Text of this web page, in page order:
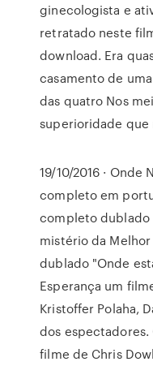
ginecologista e
retratado neste
download. Era
casamento de
das quatro Nos
superioridade que
19/10/2016 · Onde
completo em
completo dublado
mistério da
dublado "Onde
Esperança um
Kristoffer Polaha,
dos espectadores.
filme de Chris